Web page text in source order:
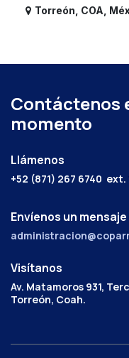
Torreón COA
Contáctenos
momento
Llámenos
+52 (871) 267 6740 ext.
Envíenos un mensaje
Visítanos
Av. Matamoros 931,
Torreón, Coah.